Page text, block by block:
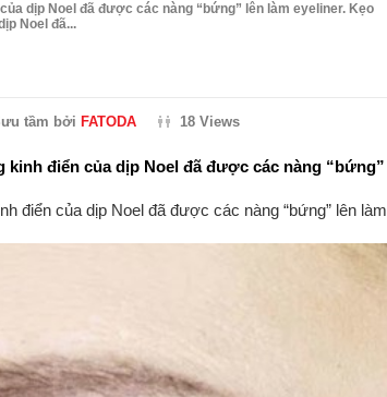
dịp Noel đã được các nàng “bứng” lên làm eyeliner. Kẹo
Noel đã...
tầm bởi FATODA 18 Views
điển của dịp Noel đã được các nàng “bứng”
điển của dịp Noel đã được các nàng “bứng” lên làm